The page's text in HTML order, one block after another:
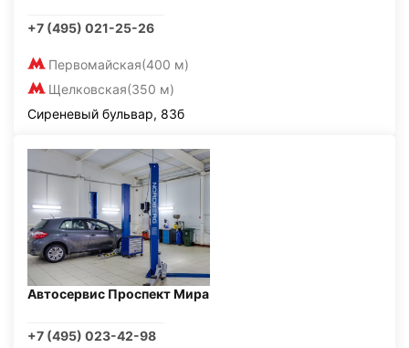
+7 (495) 021-25-26
Первомайская(400 м)
Щелковская(350 м)
Сиреневый бульвар, 83б
Автосервис Проспект Мира
+7 (495) 023-42-98